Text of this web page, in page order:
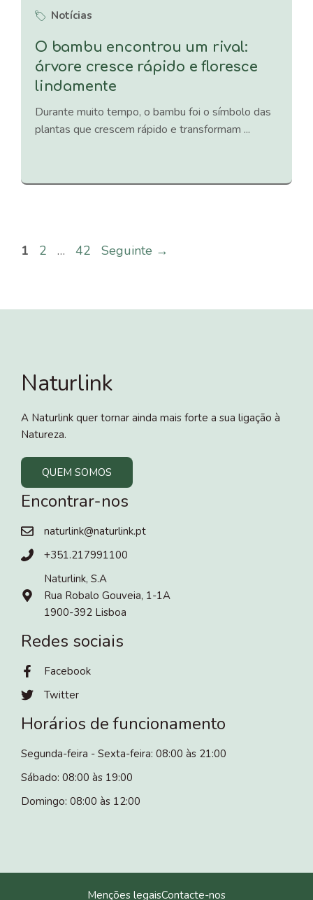
Notícias
O bambu encontrou um rival:
árvore cresce rápido e floresce
lindamente
Durante muito tempo, o bambu foi o símbolo das
plantas que crescem rápido e transformam ...
Página
1 Página
2 … Página
42 Seguinte →
Naturlink
A Naturlink quer tornar ainda mais forte a sua ligação à
Natureza.
QUEM SOMOS
Encontrar-nos
naturlink@naturlink.pt
+351.217991100
Naturlink, S.A
Rua Robalo Gouveia, 1-1A
1900-392 Lisboa
Redes sociais
Facebook
Twitter
Horários de funcionamento
Segunda-feira - Sexta-feira: 08:00 às 21:00
Sábado: 08:00 às 19:00
Domingo: 08:00 às 12:00
Menções legaisContacte-nos